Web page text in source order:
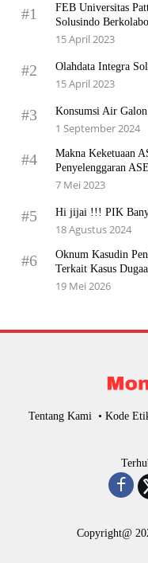
#1
FEB Universitas
Solusindo
15 April 2023
#2 Olahdata Integra
15 April 2023
#3 Konsumsi Air Galon
1 September 2024
#4
Makna Keketuaan
Penyelenggaran
7 Mei 2023
#5 Hi jijai !!! PIK
18 Agustus 2024
#6
Oknum Kasudin
Terkait Kasus
19 Mei 2026
Tentang Kami Kode
Copyright@